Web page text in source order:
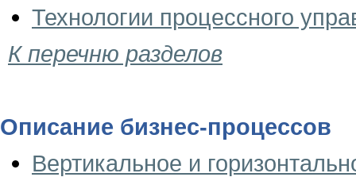
Технологии процессного
К перечню разделов
Описание бизнес-процессов
Вертикальное и